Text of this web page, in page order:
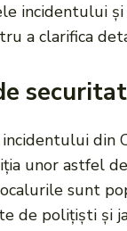
incidentului
a clarifica
incidentului din
unor astfel
sunt
de polițiști și